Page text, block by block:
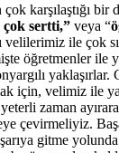
karşılaştığı bir
çok sertti,” veya “
velilerimiz ile çok
öğretmenler ile
için, velimiz ile
yeterli zaman
çevirmeliyiz.
gitme